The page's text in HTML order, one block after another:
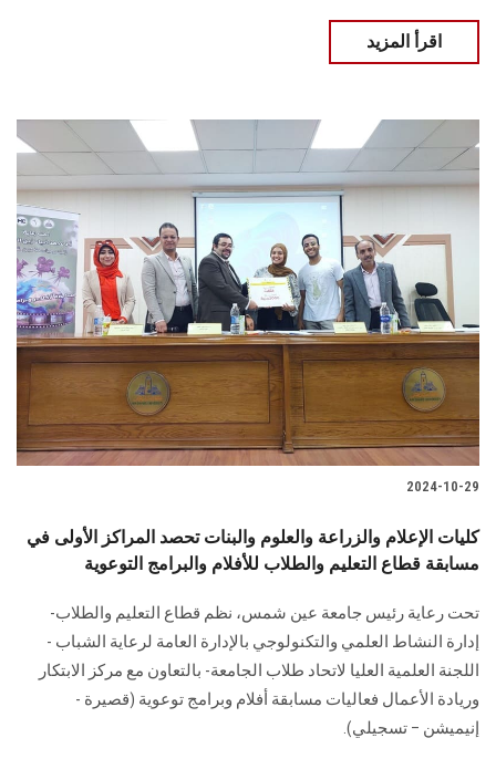
اقرأ المزيد
2024-10-29
كليات الإعلام والزراعة والعلوم والبنات تحصد المراكز الأولى في
مسابقة قطاع التعليم والطلاب للأفلام والبرامج التوعوية
تحت رعاية رئيس جامعة عين شمس، نظم قطاع التعليم ‏والطلاب-
إدارة النشاط العلمي والتكنولوجي بالإدارة العامة لرعاية الشباب -
اللجنة العلمية العليا ‏لاتحاد طلاب الجامعة- بالتعاون مع مركز الابتكار
وريادة الأعمال‎ ‎فعاليات ‏مسابقة أفلام وبرامج توعوية (قصيرة -
إنيميشن – تسجيلي).‏